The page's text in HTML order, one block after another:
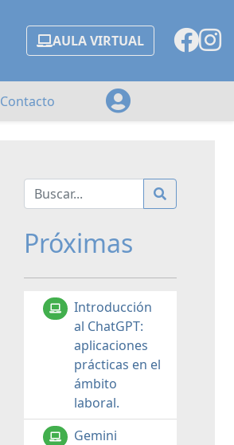
AULA VIRTUAL
Contacto
Próximas
Introducción
al ChatGPT:
aplicaciones
prácticas en el
ámbito
laboral.
Gemini